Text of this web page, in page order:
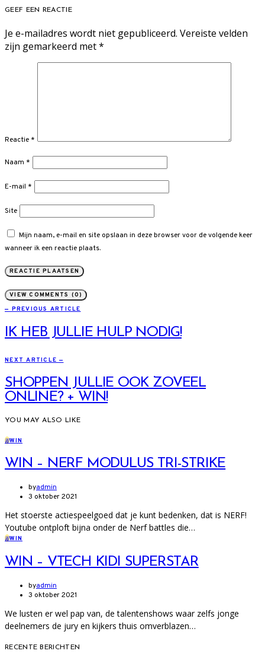
GEEF EEN REACTIE
Je e-mailadres wordt niet gepubliceerd. Vereiste velden
zijn gemarkeerd met*
Reactie *
Naam *
E-mail *
Site
Mijn naam, e-mail en site opslaan in deze browser voor de volgende keer
wanneer ik een reactie plaats.
VIEW COMMENTS (0)
— PREVIOUS ARTICLE
IK HEB JULLIE HULP NODIG!
NEXT ARTICLE —
SHOPPEN JULLIE OOK ZOVEEL
ONLINE? + WIN!
YOU MAY ALSO LIKE
WWIN
WIN – NERF MODULUS TRI-STRIKE
byadmin
3 oktober 2021
Het stoerste actiespeelgoed dat je kunt bedenken, dat is NERF!
Youtube ontploft bijna onder de Nerf battles die…
WWIN
WIN – VTECH KIDI SUPERSTAR
byadmin
3 oktober 2021
We lusten er wel pap van, de talentenshows waar zelfs jonge
deelnemers de jury en kijkers thuis omverblazen…
RECENTE BERICHTEN